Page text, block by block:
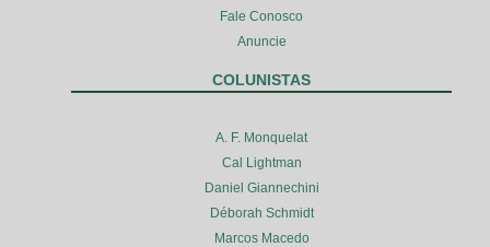
Fale Conosco
Anuncie
COLUNISTAS
A. F. Monquelat
Cal Lightman
Daniel Giannechini
Déborah Schmidt
Marcos Macedo